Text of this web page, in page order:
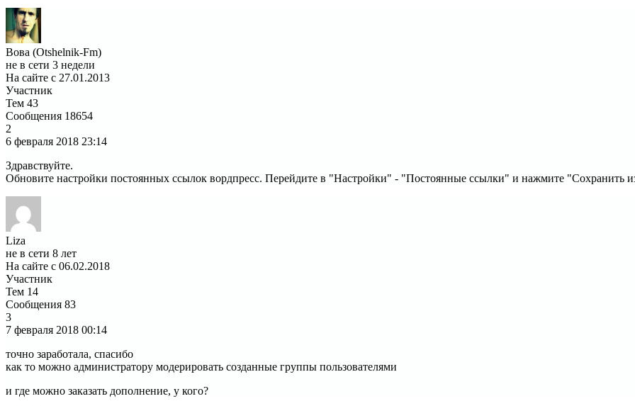
Вова (Otshelnik-Fm)
не в сети 3 недели
На сайте с 27.01.2013
Участник
Тем 43
Сообщения 18654
2
6 февраля 2018 23:14
Здравствуйте.
Обновите настройки постоянных ссылок вордпресс. Перейдите в "Настройки" - "Постоянные ссылки" и нажмите "Сохранить
Liza
не в сети 8 лет
На сайте с 06.02.2018
Участник
Тем 14
Сообщения 83
3
7 февраля 2018 00:14
точно заработала, спасибо
как то можно администратору модерировать созданные группы пользователями
и где можно заказать дополнение, у кого?